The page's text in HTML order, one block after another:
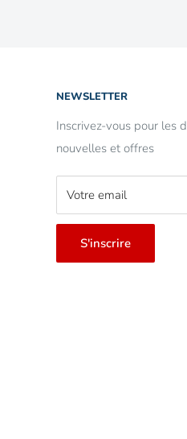
NEWSLETTER
Inscrivez-vous pour les
nouvelles et offres
Votre email
S'inscrire